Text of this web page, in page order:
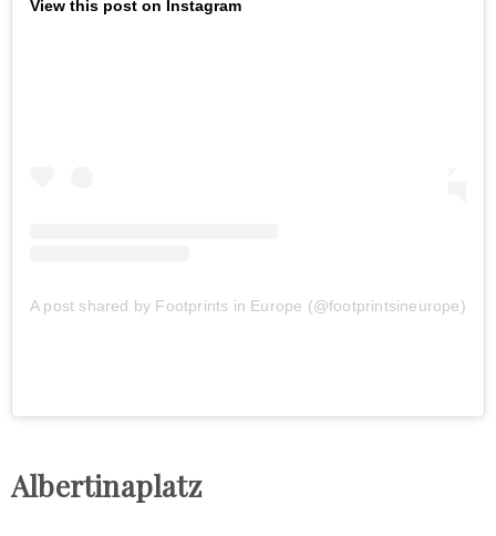
View this post on Instagram
A post shared by Footprints in Europe (@footprintsineurope)
Albertinaplatz